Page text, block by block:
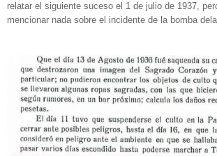
relatar el siguiente suceso el 1 de julio de 1937,
mencionar nada sobre el incidente de la bomba